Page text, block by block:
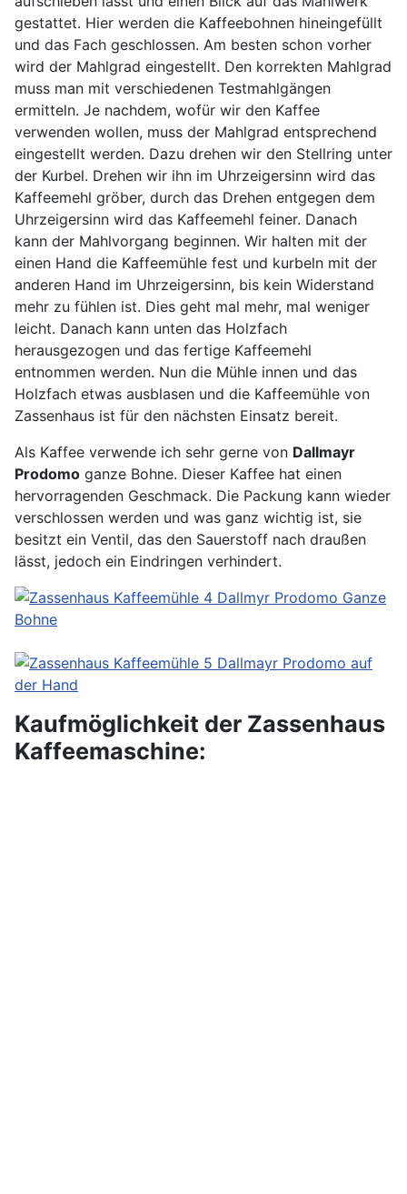
gestattet. Hier werden die Kaffeebohnen hineingefüllt
und das Fach geschlossen. Am besten schon vorher
wird der Mahlgrad eingestellt. Den korrekten Mahlgrad
muss man mit verschiedenen Testmahlgängen
ermitteln. Je nachdem, wofür wir den Kaffee
verwenden wollen, muss der Mahlgrad entsprechend
eingestellt werden. Dazu drehen wir den Stellring unter
der Kurbel. Drehen wir ihn im Uhrzeigersinn wird das
Kaffeemehl gröber, durch das Drehen entgegen dem
Uhrzeigersinn wird das Kaffeemehl feiner. Danach
kann der Mahlvorgang beginnen. Wir halten mit der
einen Hand die Kaffeemühle fest und kurbeln mit der
anderen Hand im Uhrzeigersinn, bis kein Widerstand
mehr zu fühlen ist. Dies geht mal mehr, mal weniger
leicht. Danach kann unten das Holzfach
herausgezogen und das fertige Kaffeemehl
entnommen werden. Nun die Mühle innen und das
Holzfach etwas ausblasen und die Kaffeemühle von
Zassenhaus ist für den nächsten Einsatz bereit.
Als Kaffee verwende ich sehr gerne von Dallmayr
Prodomo ganze Bohne. Dieser Kaffee hat einen
hervorragenden Geschmack. Die Packung kann wieder
verschlossen werden und was ganz wichtig ist, sie
besitzt ein Ventil, das den Sauerstoff nach draußen
lässt, jedoch ein Eindringen verhindert.
Kaufmöglichkeit der Zassenhaus
Kaffeemaschine: